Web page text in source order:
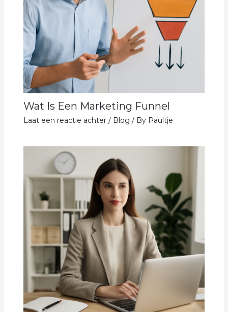
Wat Is Een Marketing Funnel
Laat een reactie achter / Blog / By Paultje